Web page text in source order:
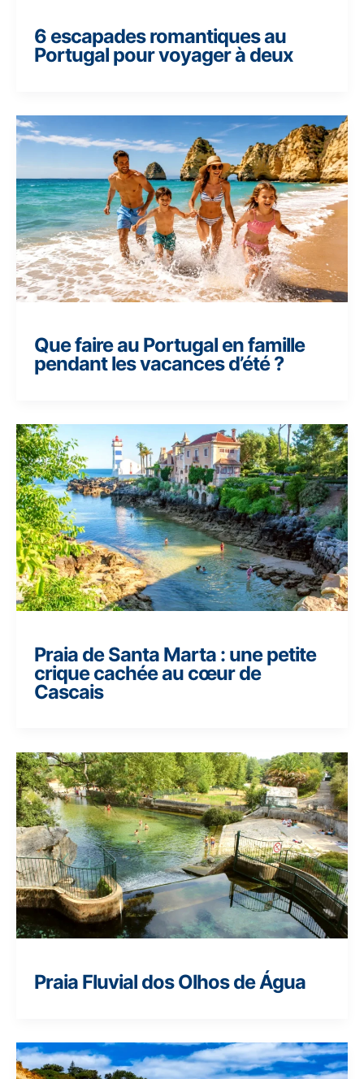
6 escapades romantiques au
Portugal pour voyager à deux
Que faire au Portugal en famille
pendant les vacances d’été ?
Praia de Santa Marta : une petite
crique cachée au cœur de
Cascais
Praia Fluvial dos Olhos de Água